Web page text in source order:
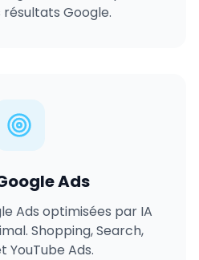
Google.
Ads
Ads optimisées par IA
Shopping, Search,
YouTube Ads.